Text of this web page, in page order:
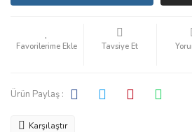
Tavsiye Et
Ürün Paylaş :
Karşılaştır